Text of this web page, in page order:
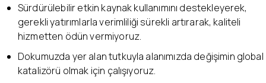
Sürdürülebilir etkin kaynak kullanımını destekleyerek,
gerekli yatırımlarla verimliliği sürekli artırarak, kaliteli
hizmetten ödün vermiyoruz.
Dokumuzda yer alan tutkuyla alanımızda değişimin global
katalizörü olmak için çalışıyoruz.